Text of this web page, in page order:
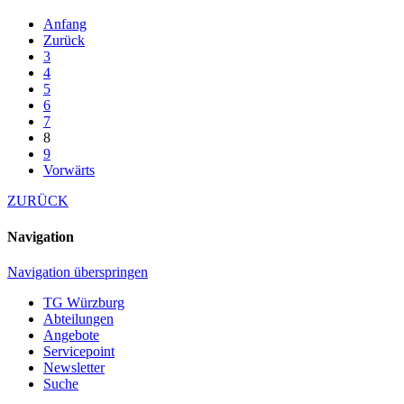
Anfang
Zurück
3
4
5
6
7
8
9
Vorwärts
ZURÜCK
Navigation
Navigation überspringen
TG Würzburg
Abteilungen
Angebote
Servicepoint
Newsletter
Suche